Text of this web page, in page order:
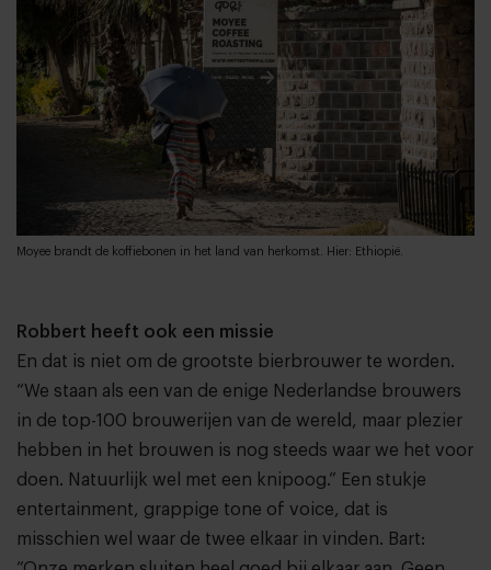
Moyee brandt de koffiebonen in het land van herkomst. Hier: Ethiopië.
Robbert heeft ook een missie
En dat is niet om de grootste bierbrouwer te worden.
“We staan als een van de enige Nederlandse brouwers
in de top-100 brouwerijen van de wereld, maar plezier
hebben in het brouwen is nog steeds waar we het voor
doen. Natuurlijk wel met een knipoog.” Een stukje
entertainment, grappige tone of voice, dat is
misschien wel waar de twee elkaar in vinden. Bart: